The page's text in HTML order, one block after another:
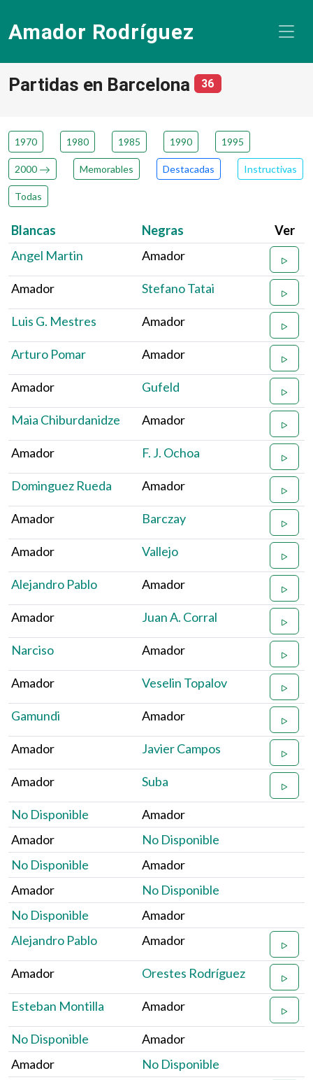
Amador Rodríguez
Partidas en Barcelona 36número de
1970 1980 1985 1990 1995
2000 Memorables Destacadas Instructivas
Todas
Blancas Negras
Ver
Angel Martin
Amador
Amador Stefano Tatai
Luis G. Mestres Amador
Arturo Pomar Amador
Amador Gufeld
Maia Chiburdanidze Amador
Amador F. J. Ochoa
Dominguez Rueda Amador
Amador Barczay
Amador Vallejo
Alejandro Pablo Amador
Amador Juan A. Corral
Narciso Amador
Amador Veselin Topalov
Gamundi Amador
Amador Javier Campos
Amador Suba
No Disponible
Amador
Amador
No Disponible
No Disponible
Amador
Amador
No Disponible
No Disponible
Amador
Alejandro Pablo
Amador
Amador Orestes Rodríguez
Esteban Montilla Amador
No Disponible
Amador
Amador
No Disponible